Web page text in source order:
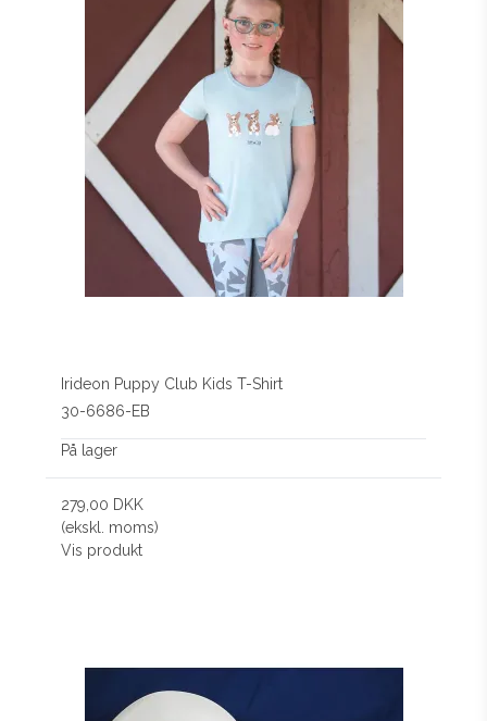
Irideon Puppy Club Kids T-Shirt
30-6686-EB
På lager
279,00 DKK
(ekskl. moms)
Vis produkt